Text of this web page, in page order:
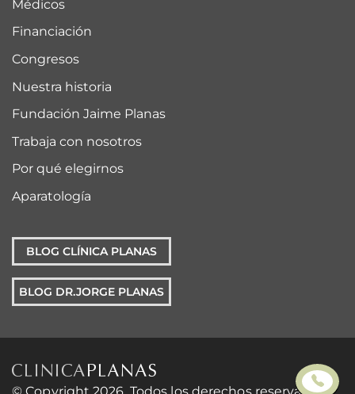
Médicos
Financiación
Congresos
Nuestra historia
Fundación Jaime Planas
Trabaja con nosotros
Por qué elegirnos
Aparatología
BLOG CLÍNICA PLANAS
BLOG DR.JORGE PLANAS